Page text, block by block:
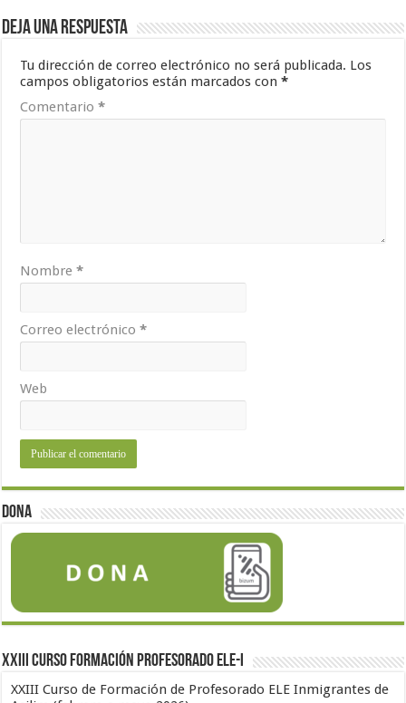
Deja una respuesta
Tu dirección de correo electrónico no será publicada. Los
campos obligatorios están marcados con*
Comentario*
Nombre*
Correo electrónico*
Web
Dona
XXIII Curso formación profesorado ELE-I
XXIII Curso de Formación de Profesorado ELE Inmigrantes de